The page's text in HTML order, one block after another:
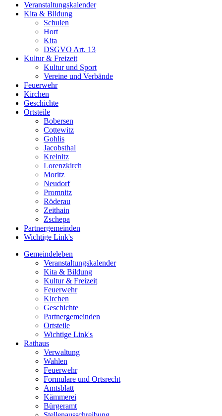
Veranstaltungskalender
Kita & Bildung
Schulen
Hort
Kita
DSGVO Art. 13
Kultur & Freizeit
Kultur und Sport
Vereine und Verbände
Feuerwehr
Kirchen
Geschichte
Ortsteile
Bobersen
Cottewitz
Gohlis
Jacobsthal
Kreinitz
Lorenzkirch
Moritz
Neudorf
Promnitz
Röderau
Zeithain
Zschepa
Partnergemeinden
Wichtige Link's
Gemeindeleben
Veranstaltungskalender
Kita & Bildung
Kultur & Freizeit
Feuerwehr
Kirchen
Geschichte
Partnergemeinden
Ortsteile
Wichtige Link's
Rathaus
Verwaltung
Wahlen
Feuerwehr
Formulare und Ortsrecht
Amtsblatt
Kämmerei
Bürgeramt